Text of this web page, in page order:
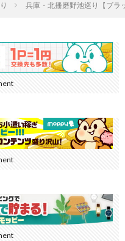
兵庫・北播磨野池巡り【ブラ